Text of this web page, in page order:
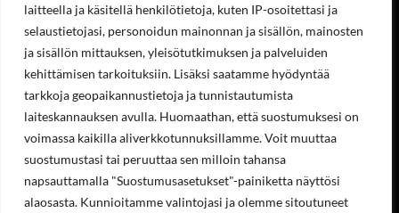
laitteella ja käsitellä henkilötietoja, kuten IP-osoitettasi ja
selaustietojasi, personoidun mainonnan ja sisällön, mainosten
ja sisällön mittauksen, yleisötutkimuksen ja palveluiden
kehittämisen tarkoituksiin. Lisäksi saatamme hyödyntää
tarkkoja geopaikannustietoja ja tunnistautumista
laiteskannauksen avulla. Huomaathan, että suostumuksesi on
voimassa kaikilla aliverkkotunnuksillamme. Voit muuttaa
suostumustasi tai peruuttaa sen milloin tahansa
napsauttamalla "Suostumusasetukset"-painiketta näyttösi
alaosasta. Kunnioitamme valintojasi ja olemme sitoutuneet
Tietoa meistä
Yhteystiedot
Työpaikat
Ympäristöohjelma
Rekisteriseloste
Laskutustiedot
Asiakastilin avaaminen
Tilaukset ja palautukset verkkokaupasta
Valikko
Koneet ja laitteet
Teollisuustuotteet